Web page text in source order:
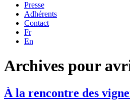
Presse
Adhérents
Contact
Fr
En
Archives pour
À la rencontre des